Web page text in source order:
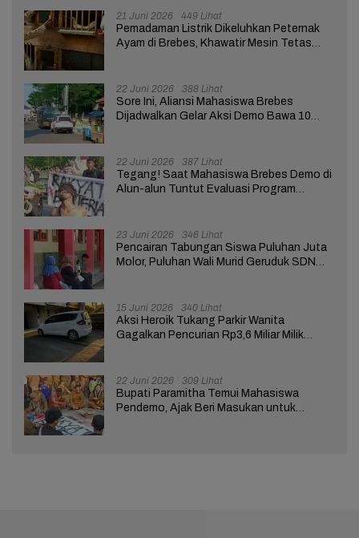
21 Juni 2026 449 Lihat
Pemadaman Listrik Dikeluhkan Peternak
Ayam di Brebes, Khawatir Mesin Tetas
22 Juni 2026 388 Lihat
Sore Ini, Aliansi Mahasiswa Brebes
Dijadwalkan Gelar Aksi Demo Bawa 10
22 Juni 2026 387 Lihat
Tegang! Saat Mahasiswa Brebes Demo di
Alun-alun Tuntut Evaluasi Program
23 Juni 2026 346 Lihat
Pencairan Tabungan Siswa Puluhan Juta
Molor, Puluhan Wali Murid Geruduk SDN
15 Juni 2026 340 Lihat
Aksi Heroik Tukang Parkir Wanita
Gagalkan Pencurian Rp3,6 Miliar Milik
22 Juni 2026 309 Lihat
Bupati Paramitha Temui Mahasiswa
Pendemo, Ajak Beri Masukan untuk